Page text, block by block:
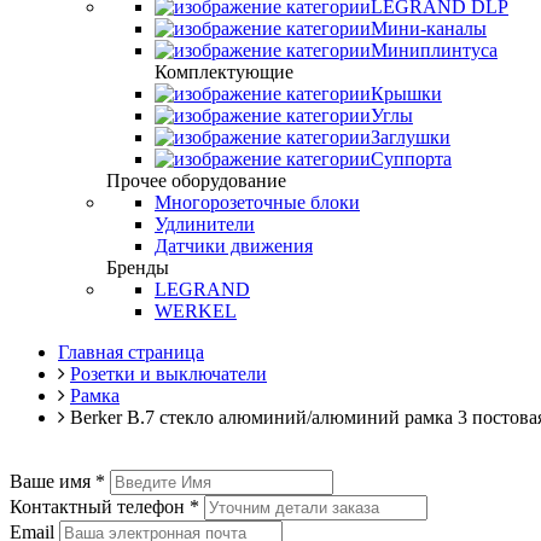
LEGRAND DLP
Мини-каналы
Миниплинтуса
Комплектующие
Крышки
Углы
Заглушки
Суппорта
Прочее оборудование
Многорозеточные блоки
Удлинители
Датчики движения
Бренды
LEGRAND
WERKEL
Главная страница
Розетки и выключатели
Рамка
Berker B.7 стекло алюминий/алюминий рамка 3
Ваше имя *
Контактный телефон *
Email